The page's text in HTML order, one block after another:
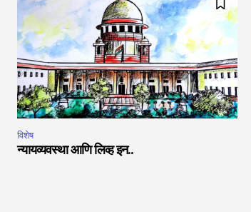
विशेष
न्यायव्यवस्था आणि लिव्ह इन..